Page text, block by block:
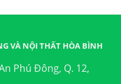
VÀ NỘI THẤT HÒA BÌNH
Phú Đông, Q. 12,